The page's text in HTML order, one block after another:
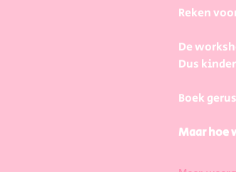
Reken
De
Dus
Boek
Maar hoe